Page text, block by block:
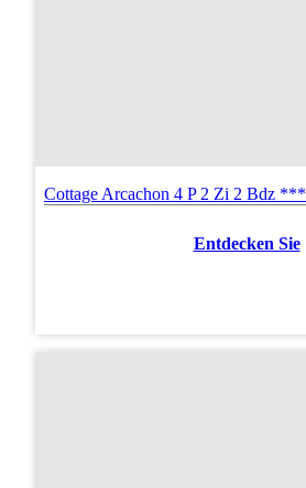
Cottage Arcachon 4 P 2 Zi 2 Bdz ***
Entdecken Sie